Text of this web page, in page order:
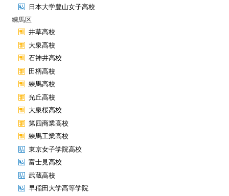
日本大学豊山女子高校
練馬区
井草高校
大泉高校
石神井高校
田柄高校
練馬高校
光丘高校
大泉桜高校
第四商業高校
練馬工業高校
東京女子学院高校
富士見高校
武蔵高校
早稲田大学高等学院